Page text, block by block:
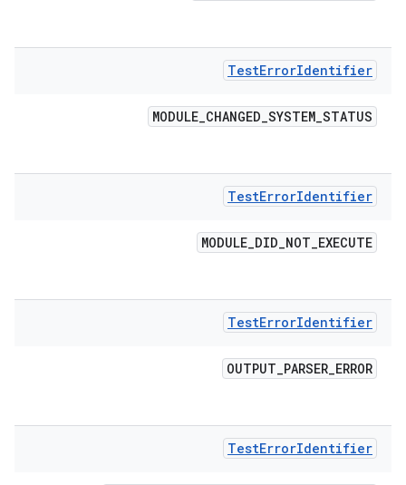
TestErrorIdentifier
MODULE_CHANGED_SYSTEM_STATUS
TestErrorIdentifier
MODULE_DID_NOT_EXECUTE
TestErrorIdentifier
OUTPUT_PARSER_ERROR
TestErrorIdentifier